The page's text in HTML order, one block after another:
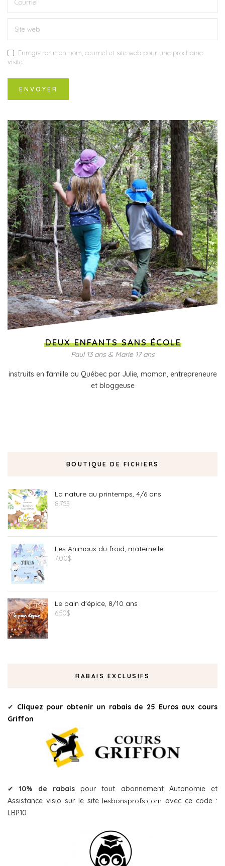
Enregistrer mon nom, courriel et site web pour une prochaine
visite.
DEUX ENFANTS SANS ÉCOLE
Paul 13 ans & Marie 17 ans
instruits en famille au Québec par Julie, maman, entrepreneure
et bloggeuse
BOUTIQUE DE FICHIERS
La nature au printemps, 4/6 ans
8.75$
Les Animaux du froid, maternelle
7.00$
Le pain d'épice, 8/10 ans
6.50$
RABAIS EXCLUSIFS
✔ Cliquez pour obtenir un rabais de 25 Euros aux cours
Griffon
✔10% de rabaispour tout abonnement Autonomie et
Assistance visio sur le site lesbonsprofs.com avec ce code :
LBP10